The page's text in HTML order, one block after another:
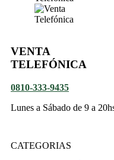
VENTA
TELEFÓNICA
0810-333-9435
Lunes a Sábado de 9 a
CATEGORIAS